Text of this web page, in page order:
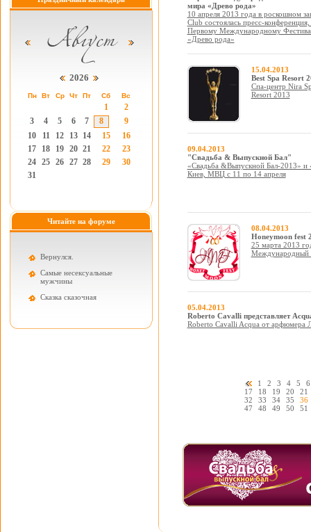
2026
Пн Вт Ср Чт Пт Сб Вс
1
2
3
4 5 6 7 8
9
10
11 12 13 14 15
16
17
18 19 20 21 22
23
24 25 26 27 28 29
30
31
Читайте на форуме
Вернулся.
Самые несексуальные
мужчины
Cказка сказочная
мира «Древо рода»
10 апреля 2013 года в роскошном
Club состоялась пресс-
Первому Международному
«Древо рода»
15.04.2013
Best Spa Resort
Спа-центр Nira
Resort 2013
09.04.2013
"Свадьба & Выпускной Бал"
«Свадьба &Выпускной Бал-2013» и
Киев, МВЦ с 11 по 14 апреля
08.04.2013
Honeymoon fest
25 марта 2013
Международный
05.04.2013
Roberto Cavalli представляет
Roberto Cavalli Acqua от арфюмера
1 2 3 4 5
6
17
18 19 20
21
32
33 34 35
36
47
48 49 50 51